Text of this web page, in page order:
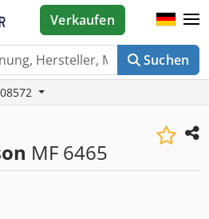
Suchen
Verkaufen
MF 6465